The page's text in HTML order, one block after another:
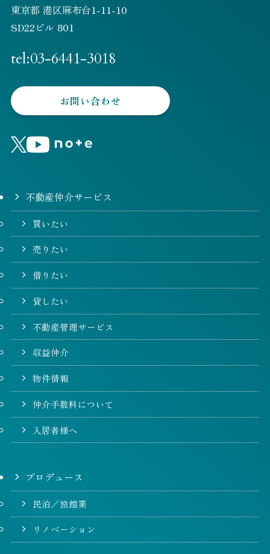
東京都 港区麻布台1-11-10
SD22ビル 801
tel:03-6441-3018
お問い合わせ
不動産仲介サービス
買いたい
売りたい
借りたい
貸したい
不動産管理サービス
収益仲介
物件情報
仲介手数料について
入居者様へ
プロデュース
民泊／旅館業
リノベーション